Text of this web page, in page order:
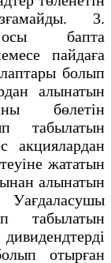
3.
бапта
пайдаға
болып
алынатын
бөлетін
табылатын
акциялардан
жататын
алынатын
табылатын
отырған